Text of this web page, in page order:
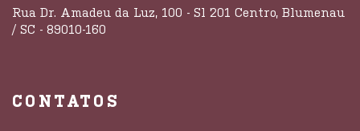
Rua Dr. Amadeu da Luz, 100 - Sl 201 Centro, Blumenau
/ SC - 89010-160
CONTATOS